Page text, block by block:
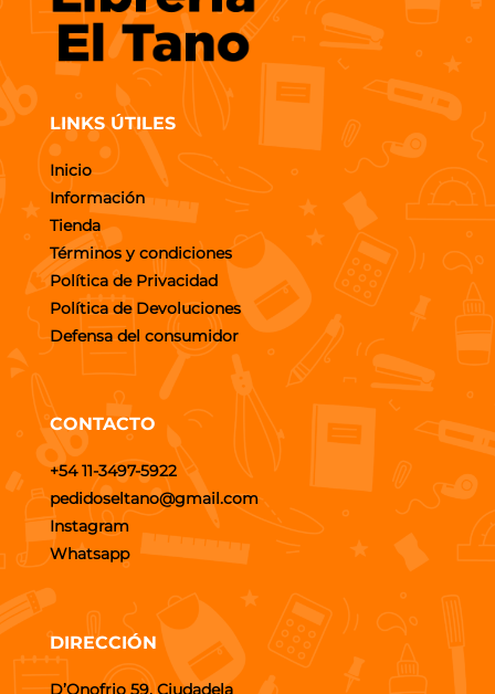
LINKS ÚTILES
Inicio
Información
Tienda
Términos y condiciones
Política de Privacidad
Política de Devoluciones
Defensa del consumidor
CONTACTO
+54 11-3497-5922
pedidoseltano@gmail.com
Instagram
Whatsapp
DIRECCIÓN
D’Onofrio 59, Ciudadela